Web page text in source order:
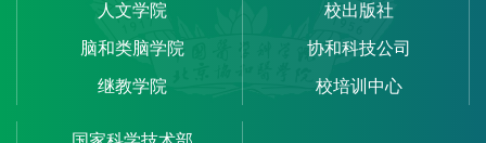
人文学院
脑和类脑学院
继教学院
校出版社
协和科技公司
校培训中心